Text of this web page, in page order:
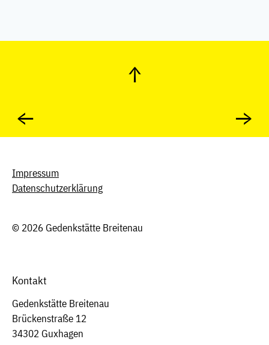
↑
←
→
Impressum
Datenschutzerklärung
© 2026 Gedenkstätte Breitenau
Kontakt
Gedenkstätte Breitenau
Brückenstraße 12
34302 Guxhagen